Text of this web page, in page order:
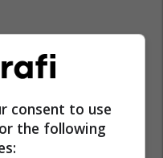
consent to use
the following